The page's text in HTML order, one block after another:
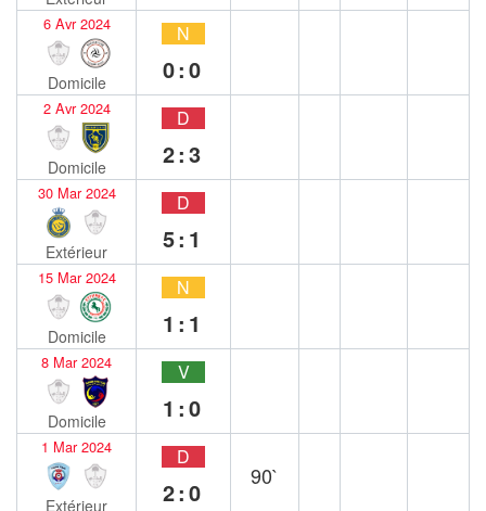
6 Avr 2024
Domicile
N
0:0
2 Avr 2024
Domicile
D
2:3
30 Mar 2024
Extérieur
D
5:1
15 Mar 2024
Domicile
N
1:1
8 Mar 2024
Domicile
V
1:0
1 Mar 2024
Extérieur
D
2:0
90`